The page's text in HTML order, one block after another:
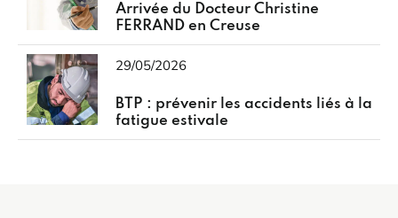
Arrivée du Docteur Christine
FERRAND en Creuse
29/05/2026
BTP : prévenir les accidents liés à la
fatigue estivale